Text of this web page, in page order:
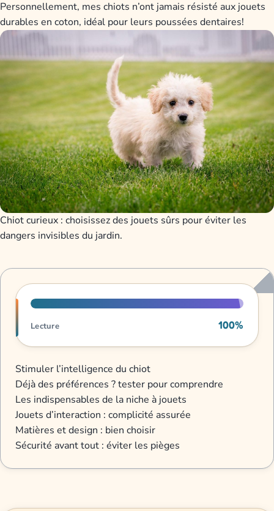
Personnellement, mes chiots n’ont jamais résisté aux jouets
durables en coton, idéal pour leurs poussées dentaires!
Chiot curieux : choisissez des jouets sûrs pour éviter les
dangers invisibles du jardin.
Progression de lecture
Lecture 100%
Stimuler l’intelligence du chiot
Déjà des préférences ? tester pour comprendre
Les indispensables de la niche à jouets
Jouets d’interaction : complicité assurée
Matières et design : bien choisir
Sécurité avant tout : éviter les pièges